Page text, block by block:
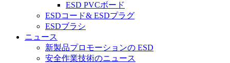
ESD PVCボード
ESDコード& ESDプラグ
ESDブラシ
ニュース
新製品プロモーションの ESD
安全作業技術のニュース